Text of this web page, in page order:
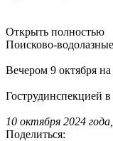
Открыть полностью
Поисково-
Вечером 9 октября
Гострудинспекцией
10 октября 2024
Поделиться: